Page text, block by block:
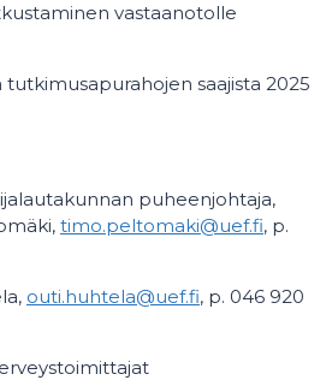
vastaanotolle
tutkimusapurahojen saajista 2025
puheenjohtaja,
timo.peltomaki@uef.fi, p.
outi.huhtela@uef.fi, p. 046 920